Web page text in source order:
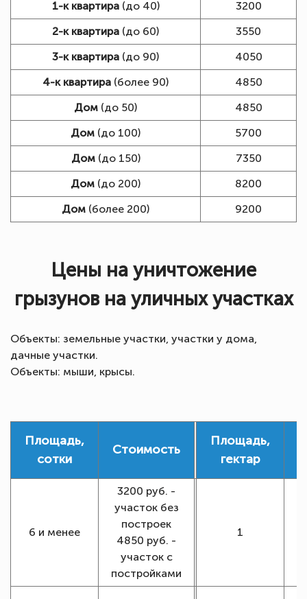
1-к квартира(до 40)
3200
2-к квартира (до 60)
3550
3-к квартира (до 90)
4050
4-к квартира (более 90)
4850
Дом (до 50)
4850
Дом (до 100)
5700
Дом(до 150)
7350
Дом (до 200)
8200
Дом (более 200) 9200
Цены на уничтожение
грызунов на уличных участках
Объекты: земельные участки, участки у дома,
дачные участки.
Объекты: мыши, крысы.
Площадь,
сотки
Стоимость
Площадь,
гектар
6 и менее
3200 руб. -
участок без
построек
4850 руб. -
участок с
постройками
1